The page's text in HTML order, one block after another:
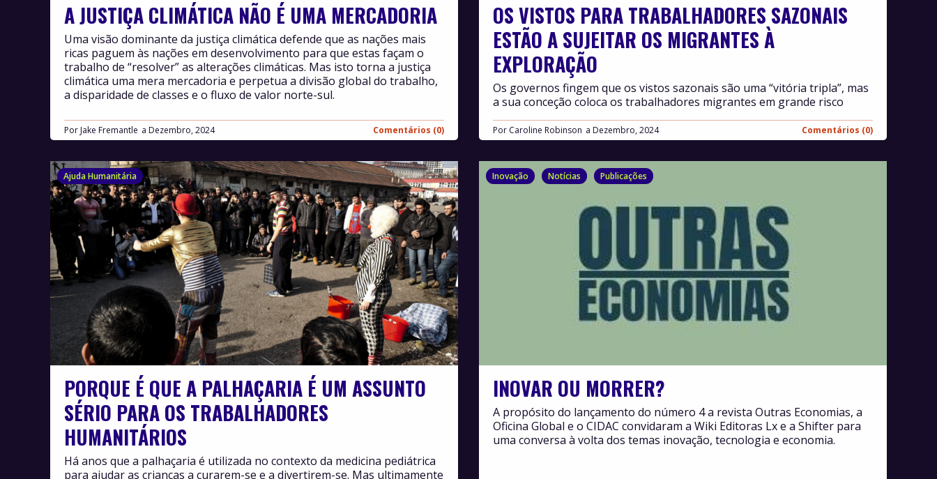
A JUSTIÇA CLIMÁTICA NÃO É UMA MERCADORIA
Por Jake Fremantle Dezembro, 2024 Comentários (0)
Uma visão dominante da justiça climática defende que as nações mais
ricas paguem às nações em desenvolvimento para que estas façam o
trabalho de “resolver” as alterações climáticas. Mas isto torna a justiça
climática uma mera mercadoria e perpetua a divisão global do trabalho,
a disparidade de classes e o fluxo de valor norte-sul.
OS VISTOS PARA TRABALHADORES SAZONAIS
ESTÃO A SUJEITAR OS MIGRANTES À
EXPLORAÇÃO
Por Caroline Robinson Dezembro, 2024 Comentários (0)
Os governos fingem que os vistos sazonais são uma “vitória tripla”, mas
a sua conceção coloca os trabalhadores migrantes em grande risco
Ajuda Humanitária
PORQUE É QUE A PALHAÇARIA É UM ASSUNTO
SÉRIO PARA OS TRABALHADORES
HUMANITÁRIOS
Há anos que a palhaçaria é utilizada no contexto da medicina pediátrica
para ajudar as crianças a curarem-se e a divertirem-se. Mas ultimamente
Inovação Notícias Publicações
INOVAR OU MORRER?
A propósito do lançamento do número 4 a revista Outras Economias, a
Oficina Global e o CIDAC convidaram a Wiki Editoras Lx e a Shifter para
uma conversa à volta dos temas inovação, tecnologia e economia.